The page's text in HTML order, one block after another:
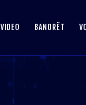
VIDEO BANORËT